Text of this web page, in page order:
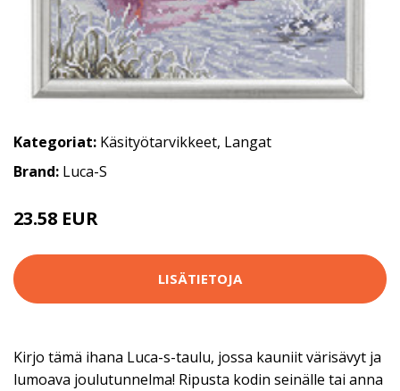
Kategoriat: Käsityötarvikkeet, Langat
Brand: Luca-S
23.58 EUR
LISÄTIETOJA
Kirjo tämä ihana Luca-s-taulu, jossa kauniit värisävyt ja
lumoava joulutunnelma! Ripusta kodin seinälle tai anna